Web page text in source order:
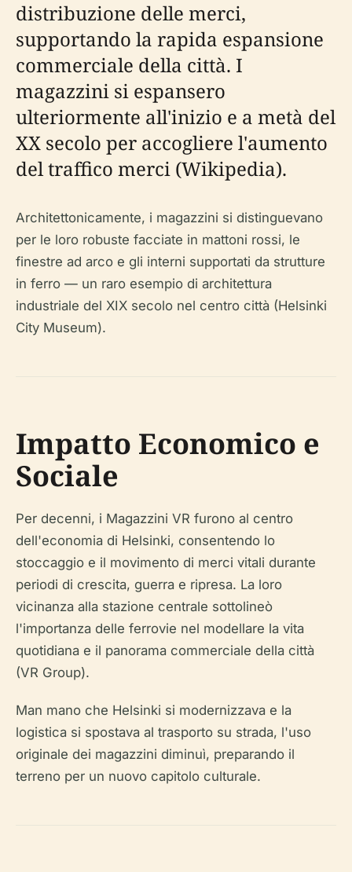
distribuzione delle merci,
supportando la rapida espansione
commerciale della città. I
magazzini si espansero
ulteriormente all'inizio e a metà del
XX secolo per accogliere l'aumento
del traffico merci (Wikipedia).
Architettonicamente, i magazzini si distinguevano
per le loro robuste facciate in mattoni rossi, le
finestre ad arco e gli interni supportati da strutture
in ferro — un raro esempio di architettura
industriale del XIX secolo nel centro città (Helsinki
City Museum).
Impatto Economico e
Sociale
Per decenni, i Magazzini VR furono al centro
dell'economia di Helsinki, consentendo lo
stoccaggio e il movimento di merci vitali durante
periodi di crescita, guerra e ripresa. La loro
vicinanza alla stazione centrale sottolineò
l'importanza delle ferrovie nel modellare la vita
quotidiana e il panorama commerciale della città
(VR Group).
Man mano che Helsinki si modernizzava e la
logistica si spostava al trasporto su strada, l'uso
originale dei magazzini diminuì, preparando il
terreno per un nuovo capitolo culturale.